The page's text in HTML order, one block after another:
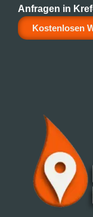
Anfragen in
Kostenlosen